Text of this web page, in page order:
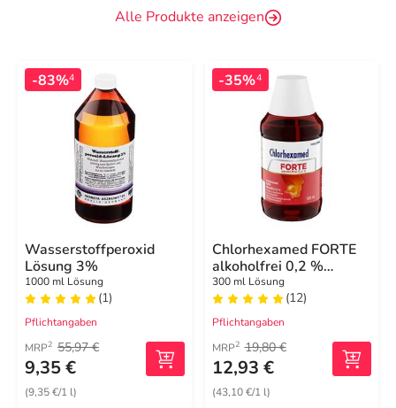
Alle Produkte anzeigen
-83%4
Wasserstoffperoxid
Lösung 3%
1000 ml Lösung
(1)
Pflichtangaben
MRP2 55,97 €
9,35 €
(9,35 €/1 l)
-35%4
Chlorhexamed FORTE
alkoholfrei 0,2 %
Mundspülung,
antibakteriell
300 ml Lösung
(12)
Pflichtangaben
MRP2 19,80 €
12,93 €
(43,10 €/1 l)